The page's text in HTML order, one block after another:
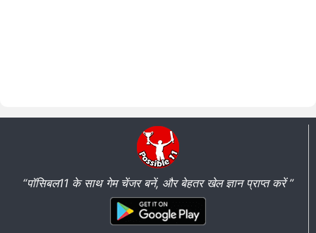
“पॉसिबल11 के साथ गेम चेंजर बनें, और बेहतर खेल ज्ञान प्राप्त करें ”